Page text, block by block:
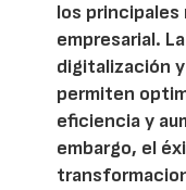
los
empresarial.
digitalización
permiten
eficiencia y
embargo, el